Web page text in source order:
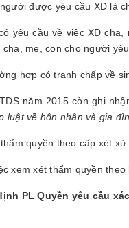
được yêu cầu XĐ là
yêu cầu về việc XĐ
cha, mẹ, con cho người
hợp có tranh chấp về
năm 2015 còn ghi
luật về hôn nhân và gia
quyền theo cấp xét
xem xét thẩm quyền
PL Quyền yêu cầu